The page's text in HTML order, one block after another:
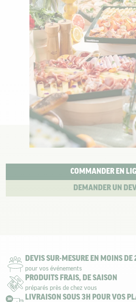
COMMANDER EN
DEMANDER UN
DEVIS SUR-MESURE EN MOINS DE
pour vos événements
PRODUITS FRAIS, DE SAISON
préparés près de chez vous
LIVRAISON SOUS 3H POUR VOS